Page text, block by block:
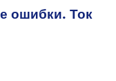
ошибки. Ток